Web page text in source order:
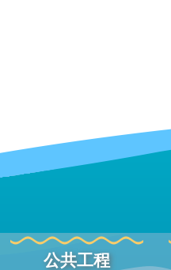
公共工程